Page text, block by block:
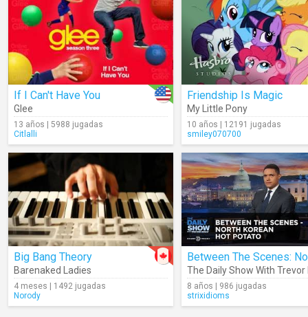
If I Can't Have You
Glee
13 años | 5988 jugadas
Citlalli
Friendship Is Magic
My Little Pony
10 años | 12191 jugadas
smiley070700
Big Bang Theory
Barenaked Ladies
4 meses | 1492 jugadas
Norody
The Daily Show With Trevor
8 años | 986 jugadas
strixidioms